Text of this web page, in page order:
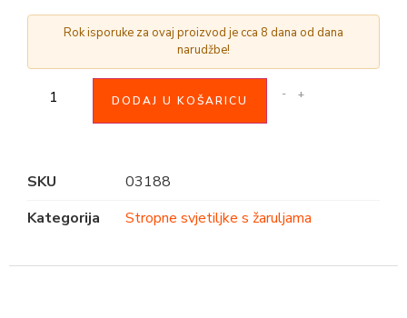
Rok isporuke za ovaj proizvod je cca 8 dana od dana
narudžbe!
- +
DODAJ U KOŠARICU
SKU
03188
Kategorija
Stropne svjetiljke s žaruljama